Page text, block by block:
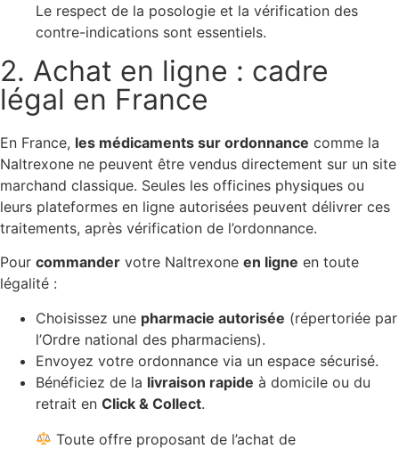
Le respect de la posologie et la vérification des
contre-indications sont essentiels.
2. Achat en ligne : cadre
légal en France
En France, les médicaments sur ordonnance comme la
Naltrexone ne peuvent être vendus directement sur un site
marchand classique. Seules les officines physiques ou
leurs plateformes en ligne autorisées peuvent délivrer ces
traitements, après vérification de l’ordonnance.
Pour commander votre Naltrexone en ligne en toute
légalité :
Choisissez une pharmacie autorisée (répertoriée par
l’Ordre national des pharmaciens).
Envoyez votre ordonnance via un espace sécurisé.
Bénéficiez de la livraison rapide à domicile ou du
retrait en Click & Collect.
Toute offre proposant de l’achat de